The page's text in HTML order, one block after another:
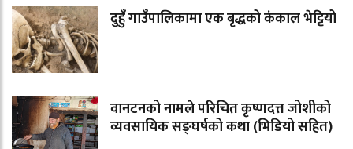
दुहुँ गाउँपालिकामा एक बृद्धको कंकाल भेट्टियो
वानटनको नामले परिचित कृष्णदत्त जोशीको
व्यवसायिक सङ्घर्षको कथा (भिडियो सहित)